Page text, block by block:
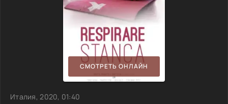
СМОТРЕТЬ ОНЛАЙН
Италия, 2020, 01:40